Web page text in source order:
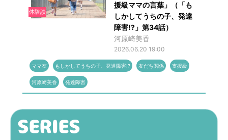
体験談
援級ママの言葉」（「も
しかしてうちの子、発達
障害!?」第34話）
河原崎美香
2026.06.20 19:00
ママ友 もしかしてうちの子、発達障害!? 友だち関係 支援級
河原崎美香 発達障害